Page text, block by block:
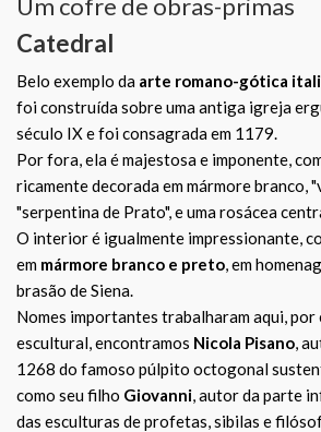
Um cofre de obras-primas
Catedral
Belo exemplo da arte romano-gótica
foi construída sobre uma antiga igreja
século IX e foi consagrada em 1179.
Por fora, ela é majestosa e imponente,
ricamente decorada em mármore branco,
"serpentina de Prato", e uma rosácea
O interior é igualmente impressionante,
em mármore branco e preto, em
brasão de Siena.
Nomes importantes trabalharam aqui, por
escultural, encontramos Nicola Pisano,
1268 do famoso púlpito octogonal
como seu filho Giovanni, autor da parte
das esculturas de profetas, sibilas e